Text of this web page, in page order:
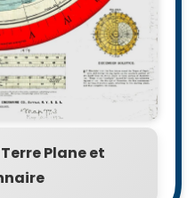
Plane et